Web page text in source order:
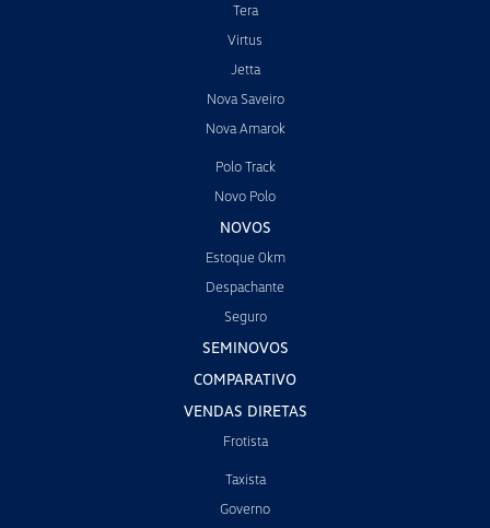
Tera
Virtus
Jetta
Nova Saveiro
Nova Amarok
Polo Track
Novo Polo
NOVOS
Estoque 0km
Despachante
Seguro
SEMINOVOS
COMPARATIVO
VENDAS DIRETAS
Frotista
Taxista
Governo